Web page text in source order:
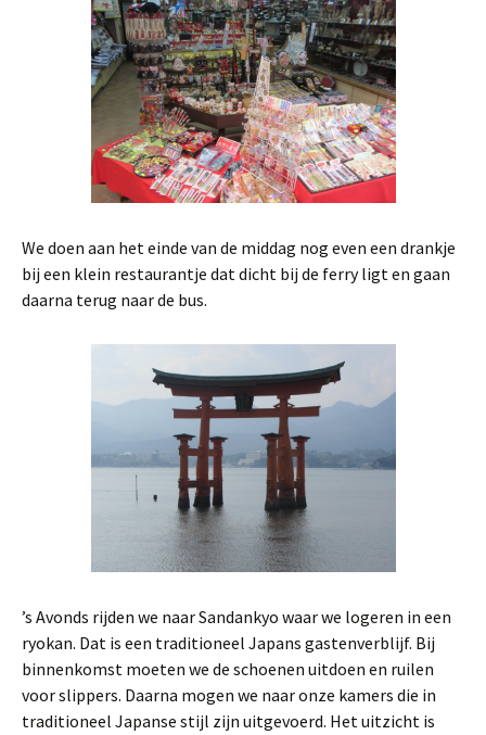
We doen aan het einde van de middag nog even een drankje
bij een klein restaurantje dat dicht bij de ferry ligt en gaan
daarna terug naar de bus.
’s Avonds rijden we naar Sandankyo waar we logeren in een
ryokan. Dat is een traditioneel Japans gastenverblijf. Bij
binnenkomst moeten we de schoenen uitdoen en ruilen
voor slippers. Daarna mogen we naar onze kamers die in
traditioneel Japanse stijl zijn uitgevoerd. Het uitzicht is